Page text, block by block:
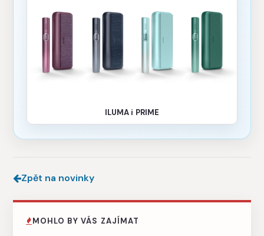
ILUMA i PRIME
Zpět na novinky
MOHLO BY VÁS ZAJÍMAT